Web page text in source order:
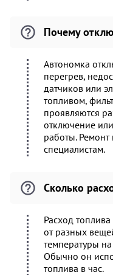
Почему
Автономка
перегрев,
датчиков или
топливом,
проявляются
отключение
работы. Ремонт
специалистам.
Сколько
Расход
от разных
температуры
Обычно он
топлива в час.